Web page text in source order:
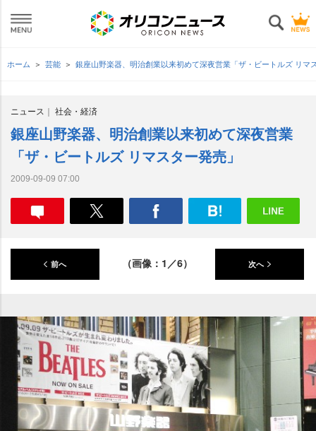
ホーム 芸能 銀座山野楽器、明治創業以来初めて深夜営業「ザ・ビートルズ リマ
ニュース 社会・経済
銀座山野楽器、明治創業以来初めて深夜営業
「ザ・ビートルズ リマスター発売」
2009-09-09 07:00
前へ （画像：1／6） 次へ